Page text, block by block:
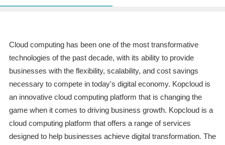
Cloud computing has been one of the most transformative
technologies of the past decade, with its ability to provide
businesses with the flexibility, scalability, and cost savings
necessary to compete in today's digital economy. Kopcloud is
an innovative cloud computing platform that is changing the
game when it comes to driving business growth. Kopcloud is a
cloud computing platform that offers a range of services
designed to help businesses achieve digital transformation. The